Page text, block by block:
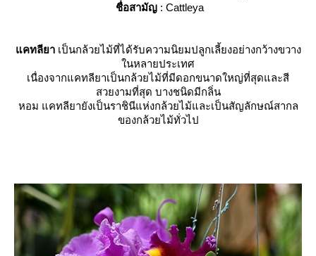
ชื่อสามัญ: Cattleya
คทลียา เป็นกล้วยไม้ที่ได้รับความนิยมปลูกเลี้ยงอย่างกว้างขวาง
นหลายประเทศ
เนื่องจากแคทลียาเป็นกล้วยไม้ที่มีดอกขนาดใหญ่ที่สุดและสี
สวยงามที่สุด บางชนิดมีกลิ่น
หอม แคทลียายังเป็นราชินีแห่งกล้วยไม้และเป็นสัญลักษณ์สากล
ของกล้วยไม้ทั่วไป